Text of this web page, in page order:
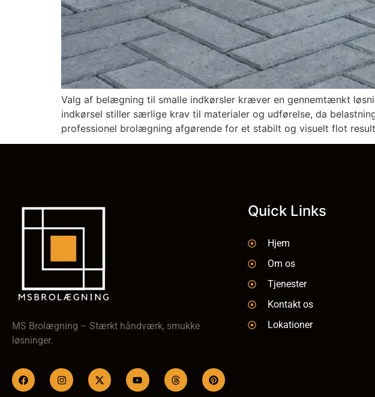
Valg af belægning til smalle indkørsler kræver en gennemtænkt
indkørsel stiller særlige krav til materialer og udførelse, da
professionel brolægning afgørende for et stabilt og visuelt flot
MS Brolægning – Stærkt håndværk, smukke
løsninger.
Quick Links
Hjem
Om os
Tjenester
Kontakt os
Lokationer